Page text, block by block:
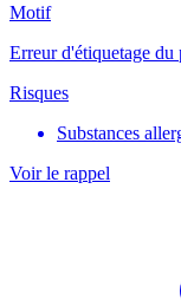
Motif
Erreur d'étiquetage
Risques
Substances
Voir le rappel